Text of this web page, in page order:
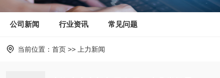
公司新闻 行业资讯 常见问题
当前位置： 首页 >> 上力新闻